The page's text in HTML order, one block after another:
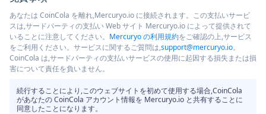
あなたは CoinCola を離れ,Mercuryo.io に接続されます。この支払いサービ
スは,サードパーティの支払い Web サイト Mercuryo.io によって提供されて
いることに注意してください。 Mercuryo の利用規約をご確認の上,サービス
をご利用ください。サービスに関するご質問は,support@mercuryo.io。
CoinCola は,サードパーティの支払いサービスの使用に起因する損失または損
害について責任を負いません。
続行することにより,このウェブサイトを初めて使用する場合,CoinCola
があなたの CoinCola アカウント情報を Mercuryo.io と共有することに
同意したことになります。